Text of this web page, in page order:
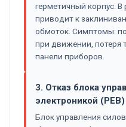
герметичный корпус. В
приводит к
обмоток. Симптомы:
при движении, потеря
панели приборов.
3. Отказ блока
электроникой (PEB)
Блок управления